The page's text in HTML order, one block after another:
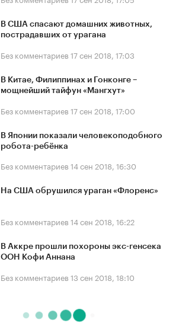
В США спасают домашних животных,
пострадавших от урагана
Без комментариев 17 сен 2018, 17:03
В Китае, Филиппинах и Гонконге –
мощнейший тайфун «Мангхут»
Без комментариев 17 сен 2018, 17:00
В Японии показали человекоподобного
робота-ребёнка
Без комментариев 14 сен 2018, 16:30
На США обрушился ураган «Флоренс»
Без комментариев 14 сен 2018, 16:22
В Аккре прошли похороны экс-генсека
ООН Кофи Аннана
Без комментариев 13 сен 2018, 18:10